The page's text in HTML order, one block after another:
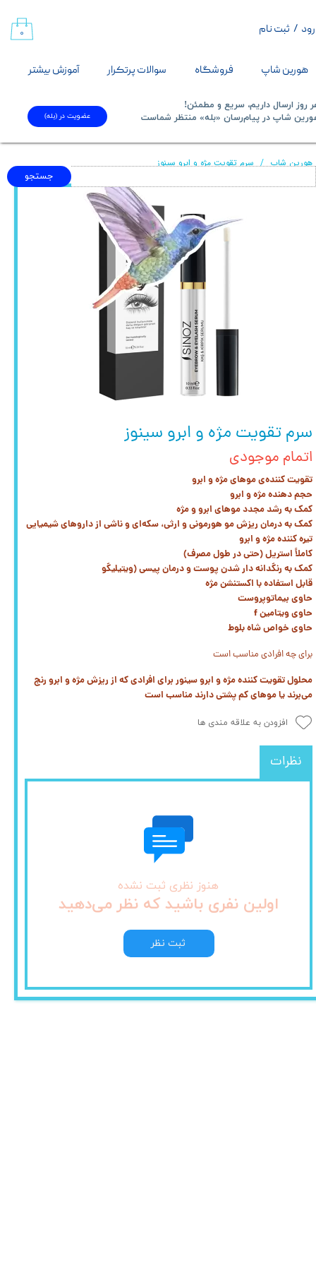
هورین شاپ فروشگاه سوالات پرتکرار آموزش بیشتر
/ ثبت نام
حساب کاربری من
تغییر گذر واژه
خروج از حساب کاربری
۰
جستجو
روز ارسال داریم، سریع و مطمئن!
شاپ در پیام‌رسان «بله» منتظر شماست​​​​​​​
عضویت در (بله)
هورین شاپ سرم تقویت مژه و ابرو سینوز
سرم تقویت مژه و ابرو سینوز
اتمام موجودی
تقویت کننده‌ی موهای مژه و ابرو
حجم دهنده مژه و ابرو
کمک به رشد مجدد موهای ابرو و مژه
کمک به درمان ریزش مو هورمونی و ارثی، سکه‌ای و ناشی از داروهای شیمیایی
تیره کننده مژه و ابرو
کاملاً استریل (حتی در طول مصرف)
کمک به رنگدانه دار شدن پوست و درمان پیسی (ویتیلیگو
قابل استفاده با اکستنشن مژه
حاوی بیماتوپروست
حاوی ویتامین f
حاوی خواص شاه بلوط
برای چه افرادی مناسب است
محلول تقویت کننده مژه و ابرو سینور برای افرادی که از ریزش مژه و ابرو رنج
می‌برند یا موهای کم پشتی دارند مناسب است
افزودن به علاقه مندی ها
نظرات
هنوز نظری ثبت نشده
اولین نفری باشید که نظر می‌دهید
ثبت نظر